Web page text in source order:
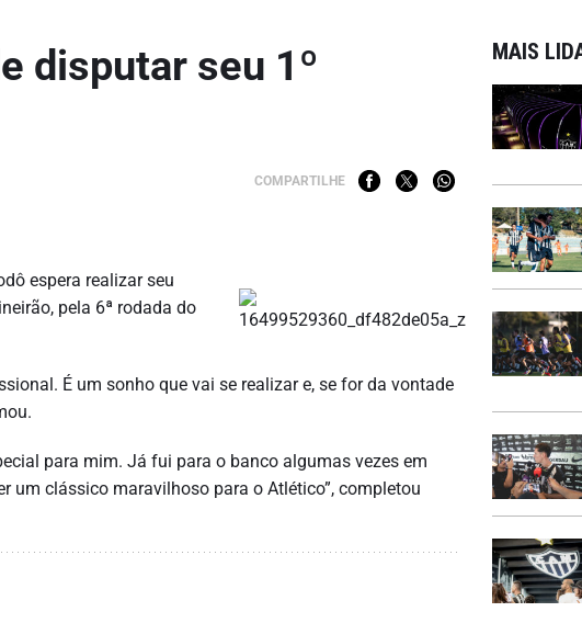
disputar seu 1º
COMPARTILHE
espera realizar seu
pela 6ª rodada do
É um sonho que vai se realizar e, se for da vontade
para mim. Já fui para o banco algumas vezes em
um clássico maravilhoso para o Atlético”, completou
MAIS